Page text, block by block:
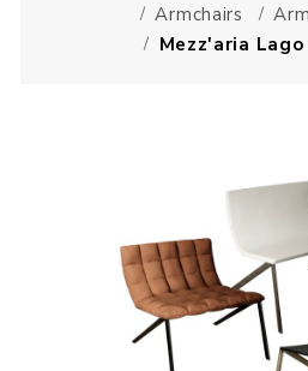
Armchairs
Mezz'aria